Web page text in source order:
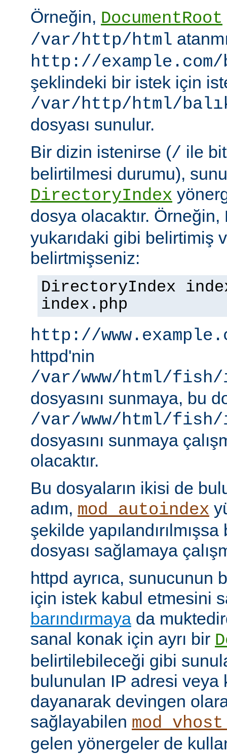
Örneğin, DocumentRoot
/var/http/html
http://
şeklindeki bir istek için
/var/http/html/
dosyası sunulur.
Bir dizin istenirse (/ ile
belirtilmesi durumu),
DirectoryIndex
dosya olacaktır. Örneğin,
yukarıdaki gibi belirtimiş
belirtmişseniz:
DirectoryIndex
index.php
http://
httpd'nin
/var/www/html/
dosyasını sunmaya, bu
/var/www/html/fish/
dosyasını sunmaya
olacaktır.
Bu dosyaların ikisi de
adım, mod_autoindex
şekilde
dosyası sağlamaya
httpd ayrıca, sunucunun
için istek kabul etmesini
barındırmaya da
sanal konak için ayrı bir
belirtilebileceği gibi
bulunulan IP adresi veya
dayanarak devingen
sağlayabilen
gelen yönergeler de